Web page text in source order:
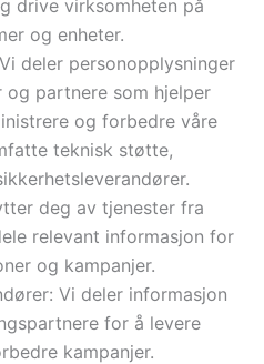
drive virksomheten på
og enheter.
deler personopplysninger
og partnere som hjelper
og forbedre våre
teknisk støtte,
deg av tjenester fra
relevant informasjon for
og kampanjer.
Vi deler informasjon
for å levere
kampanjer.